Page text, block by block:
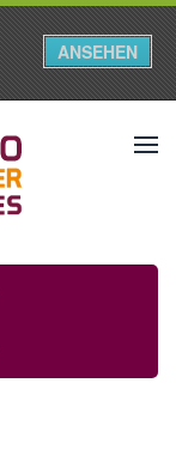
ANSEHEN